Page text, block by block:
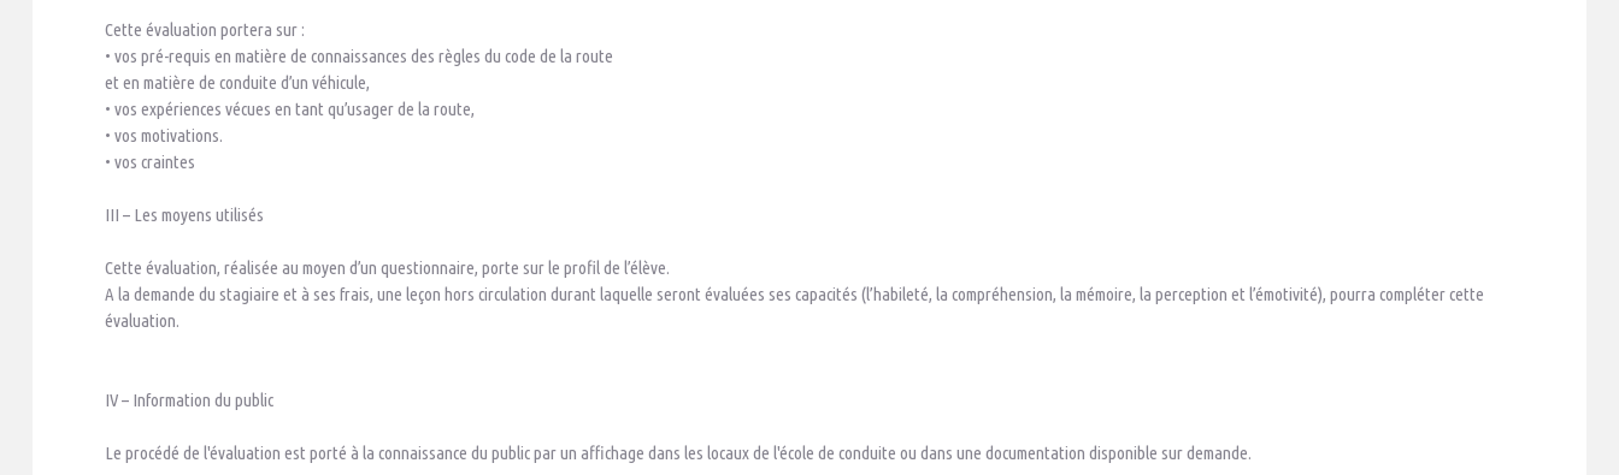
Cette évaluation portera sur :
• vos pré-requis en matière de connaissances des règles du code de la route
et en matière de conduite d’un véhicule,
• vos expériences vécues en tant qu’usager de la route,
• vos motivations.
• vos craintes
III – Les moyens utilisés
Cette évaluation, réalisée au moyen d’un questionnaire, porte sur le profil de l’élève.
A la demande du stagiaire et à ses frais, une leçon hors circulation durant laquelle seront évaluées ses capacités (l’habileté, la compréhension, la mémoire, la perception et l’émotivité), pourra compléter cette
évaluation.
IV – Information du public
Le procédé de l'évaluation est porté à la connaissance du public par un affichage dans les locaux de l'école de conduite ou dans une documentation disponible sur demande.